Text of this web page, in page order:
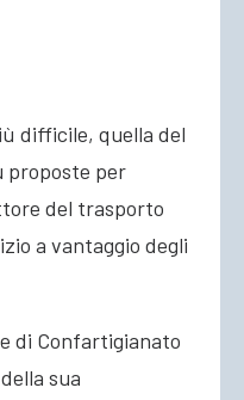
difficile, quella del
proposte per
del trasporto
a vantaggio degli
di Confartigianato
sua